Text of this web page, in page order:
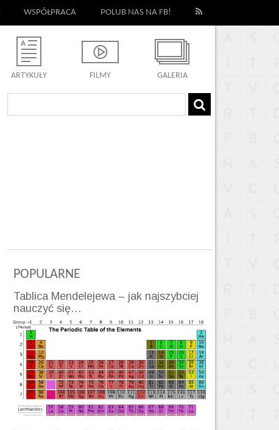
WSPÓŁPRACA POLUB NAS NA FB!
ARTYKUŁY FILMY GALERIA
POPULARNE
Tablica Mendelejewa – jak najszybciej
nauczyć się…